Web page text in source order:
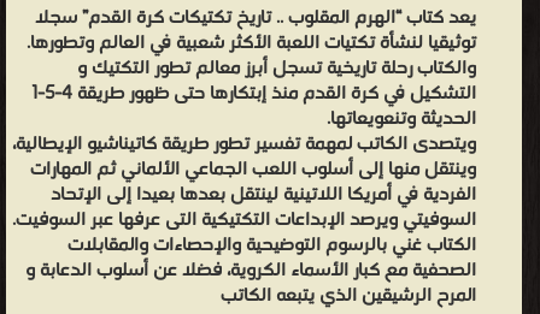
يعد كتاب “الهرم المقلوب .. تاريخ تكتيكات كرة القدم” سجلا
توثيقيا لنشأة تكتيات اللعبة الأكثر شعبية في العالم وتطورها.
والكتاب رحلة تاريخية تسجل أبرز معالم تطور التكتيك و
التشكيل في كرة القدم منذ إبتكارها حتى ظهور طريقة 4-5-1
الحديثة وتنعويعاتها.
ويتصدى الكاتب لمهمة تفسير تطور طريقة كاتيناشيو الإيطالية،
وينتقل منها إلى أسلوب اللعب الجماعي الألماني ثم المهارات
الفردية في أمريكا اللاتينية لينتقل بعدها بعيدا إلى الإتحاد
السوفيتي ويرصد الإبداعات التكتيكية التى عرفها عبر السوفيت.
الكتاب غني بالرسوم التوضيحية والإحصاءات والمقابلات
الصحفية مع كبار الأسماء الكروية، فضلا عن أسلوب الدعابة و
المرح الرشيقين الذي يتبعه الكاتب